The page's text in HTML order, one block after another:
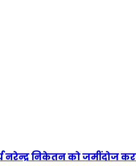
निकेतन को जमींदोज